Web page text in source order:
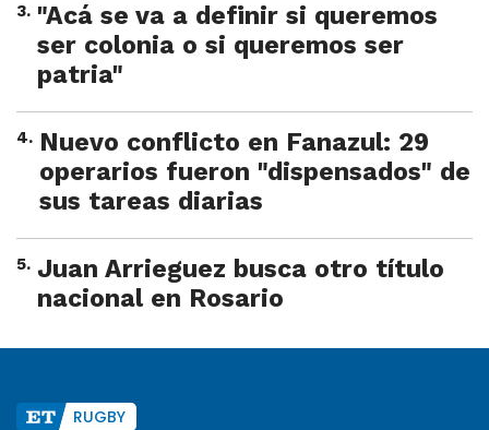
3. "Acá se va a definir si queremos
ser colonia o si queremos ser
patria"
4. Nuevo conflicto en Fanazul: 29
operarios fueron "dispensados" de
sus tareas diarias
5. Juan Arrieguez busca otro título
nacional en Rosario
RUGBY